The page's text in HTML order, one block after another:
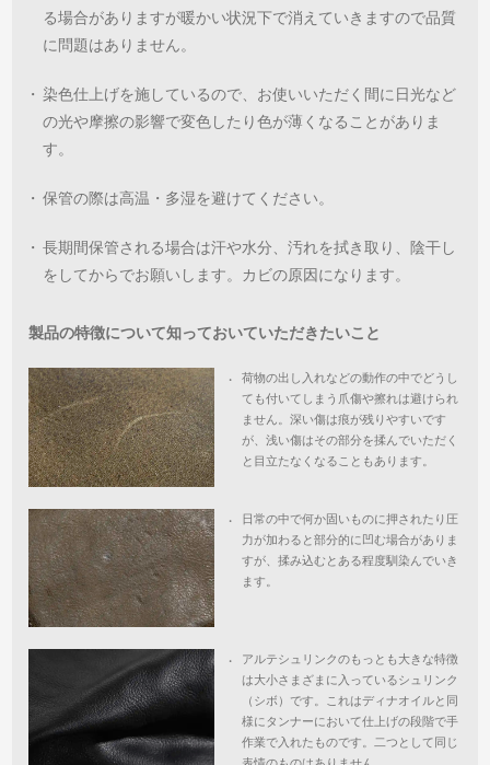
る場合がありますが暖かい状況下で消えていきますので品質
に問題はありません。
・ 染色仕上げを施しているので、お使いいただく間に日光など
の光や摩擦の影響で変色したり色が薄くなることがありま
す。
・ 保管の際は高温・多湿を避けてください。
・ 長期間保管される場合は汗や水分、汚れを拭き取り、陰干し
をしてからでお願いします。カビの原因になります。
製品の特徴について知っておいていただきたいこと
・
荷物の出し入れなどの動作の中でどうし
ても付いてしまう爪傷や擦れは避けられ
ません。深い傷は痕が残りやすいです
が、浅い傷はその部分を揉んでいただく
と目立たなくなることもあります。
・
日常の中で何か固いものに押されたり圧
力が加わると部分的に凹む場合がありま
すが、揉み込むとある程度馴染んでいき
ます。
・
アルテシュリンクのもっとも大きな特徴
は大小さまざまに入っているシュリンク
（シボ）です。これはディナオイルと同
様にタンナーにおいて仕上げの段階で手
作業で入れたものです。二つとして同じ